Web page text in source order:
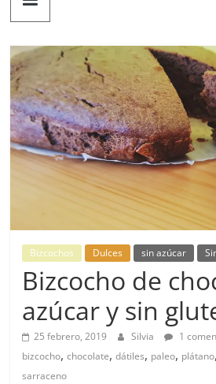
Bizcochos Dulces sin azúcar
Bizcocho de
azúcar y sin
25 febrero, 2019 Silvia 1
bizcocho,chocolate,dátiles, paleo, plátano
sarraceno